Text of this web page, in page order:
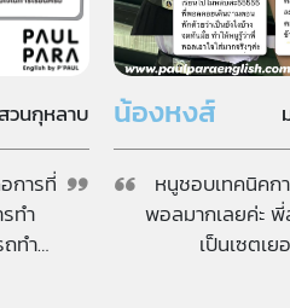
วนกุหลาบ
การที่
ทำ
ทำ
น้องหงส์
หนูชอบเทคนิค
พอลมากเลยค่ะ
เป็นเซตเย